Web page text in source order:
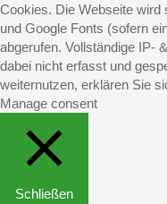
Cookies. Die Webseite wird
und Google Fonts (sofern
abgerufen. Vollständige IP-
dabei nicht erfasst und
weiternutzen, erklären Sie
Manage consent
Schließen